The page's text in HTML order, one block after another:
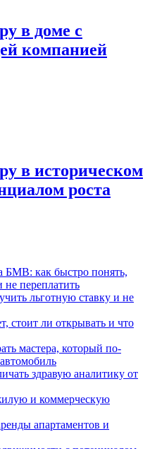
в доме с
компанией
в историческом
роста
БМВ: как быстро понять,
переплатить
льготную ставку и не
стоит ли открывать и что
мастера, который по-
здравую аналитику от
и коммерческую
апартаментов и